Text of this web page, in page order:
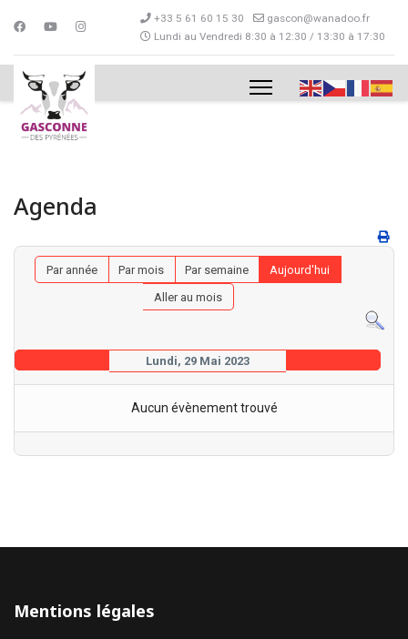
+33 5 61 60 15 30
gascon@wanadoo.fr
Lundi au Vendredi 8:30 à 12:30 / 13:30 à 17:30
Agenda
Par année Par mois Par semaine
Aujourd'hui
Aller au mois
Lundi, 29 Mai 2023
Aucun évènement trouvé
Mentions légales